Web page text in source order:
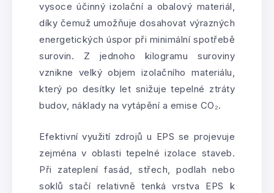
vysoce účinný izolační a obalový materiál,
díky čemuž umožňuje dosahovat výrazných
energetických úspor při minimální spotřebě
surovin. Z jednoho kilogramu suroviny
vznikne velký objem izolačního materiálu,
který po desítky let snižuje tepelné ztráty
budov, náklady na vytápění a emise CO₂.
Efektivní využití zdrojů u EPS se projevuje
zejména v oblasti tepelné izolace staveb.
Při zateplení fasád, střech, podlah nebo
soklů stačí relativně tenká vrstva EPS k